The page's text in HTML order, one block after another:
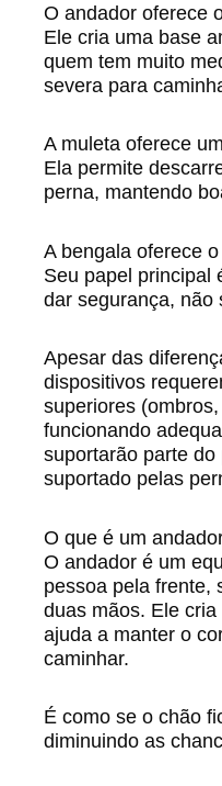
O andador oferece
Ele cria uma base
quem tem muito
severa para
A muleta oferece
Ela permite
perna, mantendo
A bengala oferece
Seu papel principal
dar segurança, não
Apesar das
dispositivos
superiores
funcionando
suportarão parte
suportado pelas
O que é um
O andador é um
pessoa pela frente,
duas mãos. Ele
ajuda a manter o
caminhar.
É como se o chão
diminuindo as